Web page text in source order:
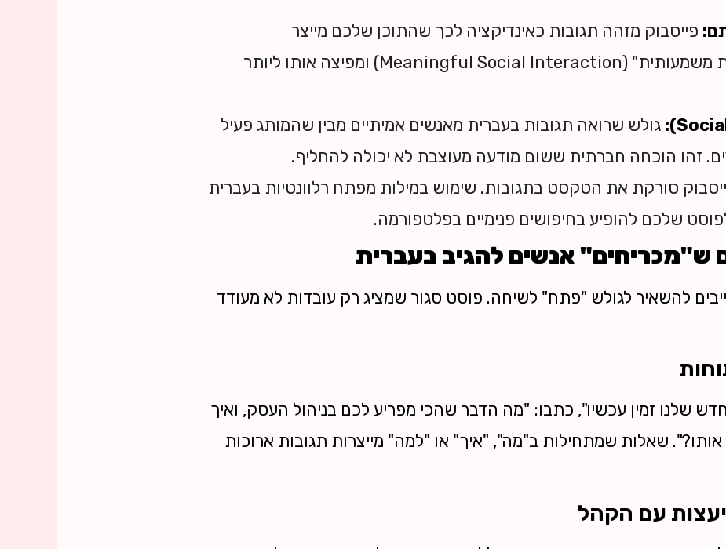
פייסבוק מזהה תגובות כאינדיקציה לכך שהתוכן שלכם מייצר
"אינטראקציה חברתית משמעותית" (Meaningful Social Interaction) ומפיצה אותו ליותר
גולש שרואה תגובות בעברית מאנשים אמיתיים מבין שהמותג פעיל
זהו הוכחה חברתית ששום מודעה מעוצבת לא יכולה להחליף.
סורקת את הטקסט בתגובות. שימוש במילות מפתח רלוונטיות בעברית
שלכם להופיע בחיפושים פנימיים בפלטפורמה.
ש"מכריחים" אנשים להגיב בעברית
להשאיר לגולש "פתח" לשיחה. פוסט סגור שמציג רק עובדות לא מעודד
שלנו זמין עכשיו", כתבו: "מה הדבר שהכי מפריע לכם בניהול העסק, ואיך
שאלות שמתחילות ב"מה", "איך" או "למה" מייצרות תגובות ארוכות
עם הקהל